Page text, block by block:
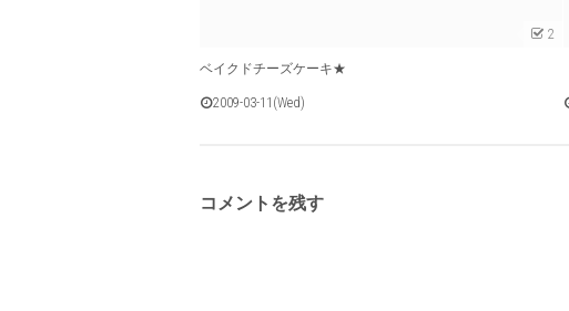
2
ベイクドチーズケーキ★
2009-03-11(Wed)
コメントを残す